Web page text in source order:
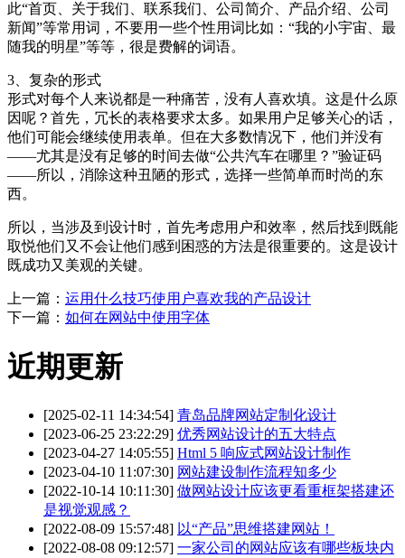
此“首页、关于我们、联系我们、公司简介、产品介绍、公司
新闻”等常用词，不要用一些个性用词比如：“我的小宇宙、最
随我的明星”等等，很是费解的词语。
3、复杂的形式
形式对每个人来说都是一种痛苦，没有人喜欢填。这是什么原
因呢？首先，冗长的表格要求太多。如果用户足够关心的话，
他们可能会继续使用表单。但在大多数情况下，他们并没有
——尤其是没有足够的时间去做“公共汽车在哪里？”验证码
——所以，消除这种丑陋的形式，选择一些简单而时尚的东
西。
所以，当涉及到设计时，首先考虑用户和效率，然后找到既能
取悦他们又不会让他们感到困惑的方法是很重要的。这是设计
既成功又美观的关键。
上一篇： 运用什么技巧使用户喜欢我的产品设计
下一篇： 如何在网站中使用字体
近期更新
[2025-02-11 14:34:54] 青岛品牌网站定制化设计
[2023-06-25 23:22:29] 优秀网站设计的五大特点
[2023-04-27 14:05:55] Html 5 响应式网站设计制作
[2023-04-10 11:07:30] 网站建设制作流程知多少
[2022-10-14 10:11:30] 做网站设计应该更看重框架搭建还
是视觉观感？
[2022-08-09 15:57:48] 以“产品”思维搭建网站！
[2022-08-08 09:12:57] 一家公司的网站应该有哪些板块内